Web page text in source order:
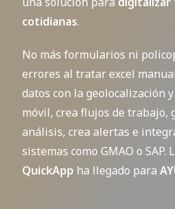
cotidianas.
No más formularios ni
errores al tratar excel
datos con la geolocalización
móvil, crea flujos de trabajo,
análisis, crea alertas e
sistemas como GMAO o SAP. L
QuickApp ha llegado para